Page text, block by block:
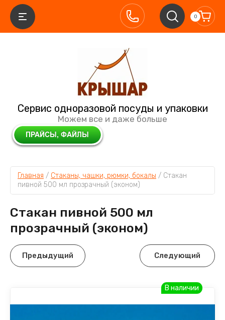
Сервис одноразовой посуды и упаковки
Можем все и даже больше
0
Главная / Стаканы, чашки, рюмки, бокалы / Стакан
пивной 500 мл прозрачный (эконом)
Стакан пивной 500 мл
прозрачный (эконом)
Предыдущий Следующий
В наличии